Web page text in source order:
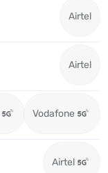
Airtel
Airtel
Vodafone
Airtel